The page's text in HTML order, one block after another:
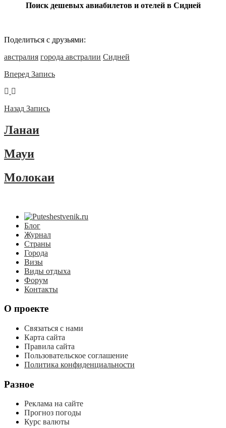
Поиск дешевых авиабилетов и отелей в Сидней
Поделиться с друзьями:
австралия города австралии Сидней
Вперед Запись
Назад Запись
Ланаи
Мауи
Молокаи
Блог
Журнал
Страны
Города
Визы
Виды отдыха
Форум
Контакты
О проекте
Связаться с нами
Карта сайта
Правила сайта
Пользовательское соглашение
Политика конфиденциальности
Разное
Реклама на сайте
Прогноз погоды
Курс валюты